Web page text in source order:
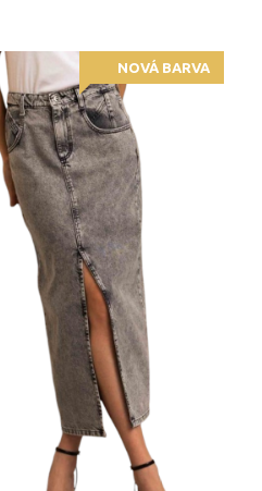
NOVÁ BARVA